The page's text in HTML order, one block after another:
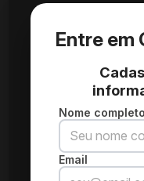
Entre em
Nome completo
Email